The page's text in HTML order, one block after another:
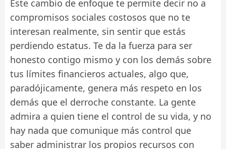
Este cambio de enfoque te permite decir no a
compromisos sociales costosos que no te
interesan realmente, sin sentir que estás
perdiendo estatus. Te da la fuerza para ser
honesto contigo mismo y con los demás sobre
tus límites financieros actuales, algo que,
paradójicamente, genera más respeto en los
demás que el derroche constante. La gente
admira a quien tiene el control de su vida, y no
hay nada que comunique más control que
saber administrar los propios recursos con